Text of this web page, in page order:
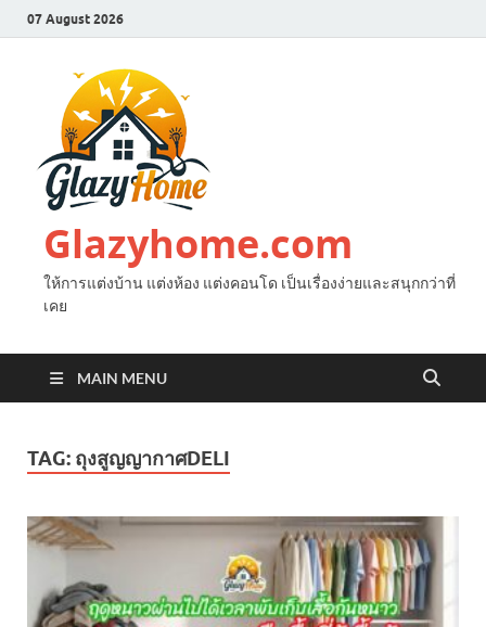
07 August 2026
Glazyhome.com
ให้การแต่งบ้าน แต่งห้อง แต่งคอนโด เป็นเรื่องง่ายและสนุกกว่าที่
เคย
MAIN MENU
TAG: ถุงสูญญากาศDELI